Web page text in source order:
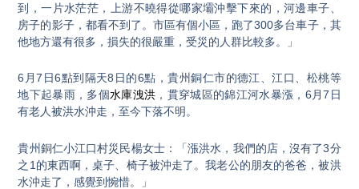
到，一片水茫茫，上游不曉得從哪家壩沖擊下來的，河邊車子、
房子的影子，都看不到了。市區有個小區，跑了300多台車子，其
他地方還有很多，損失的很嚴重，受災的人群比較多。」
6月7日6點到隔天8日的6點，貴州銅仁市的德江、江口、松桃等
地下起暴雨，多個水庫洩洪 ，貫穿城區的錦江河水暴漲，6月7日
有老人被洪水沖走，至今下落不明。
貴州銅仁小江口村災民楊女士：「漲洪水，我們的店，沒有了3分
之1的東西啊，桌子、椅子被沖走了。我老公的朋友的爸爸，被洪
水沖走了，感覺到惋惜。」